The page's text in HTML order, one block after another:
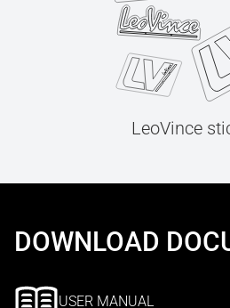
LeoVince
DOWNLOAD
USER MANUAL